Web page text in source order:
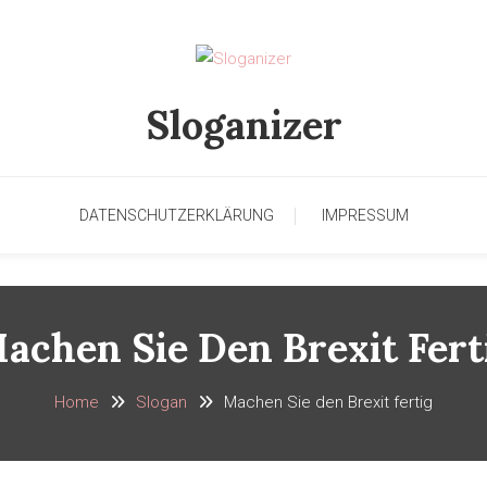
Sloganizer
DATENSCHUTZERKLÄRUNG IMPRESSUM
Sie Den Brexit
Home Slogan Machen Sie den Brexit fertig